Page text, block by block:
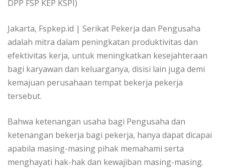
DPP FSP KEP KSPI)
Jakarta, Fspkep.id | Serikat Pekerja dan Pengusaha
adalah mitra dalam peningkatan produktivitas dan
efektivitas kerja, untuk meningkatkan kesejahteraan
bagi karyawan dan keluarganya, disisi lain juga demi
kemajuan perusahaan tempat bekerja pekerja
tersebut.
Bahwa ketenangan usaha bagi Pengusaha dan
ketenangan bekerja bagi pekerja, hanya dapat dicapai
apabila masing-masing pihak memahami serta
menghayati hak-hak dan kewajiban masing-masing.